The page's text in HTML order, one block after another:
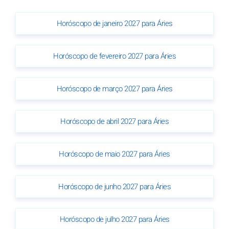
Horóscopo de janeiro 2027 para Áries
Horóscopo de fevereiro 2027 para Áries
Horóscopo de março 2027 para Áries
Horóscopo de abril 2027 para Áries
Horóscopo de maio 2027 para Áries
Horóscopo de junho 2027 para Áries
Horóscopo de julho 2027 para Áries